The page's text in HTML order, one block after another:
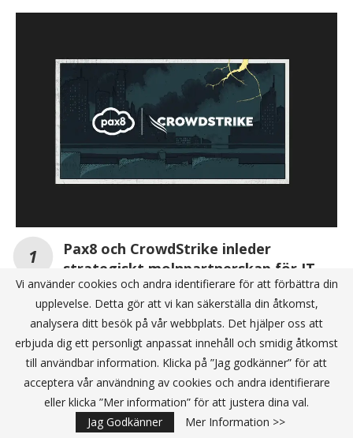
Pax8 och CrowdStrike inleder
strategiskt molnpartnerskap för IT-
säkerhet i världsklass
Ny undersökning: Så håller små och medelstora
företag jämn takt med AI-utvecklingen
Pax8 lanserar vägledning för MSP:er att bli
Managed Intelligence Providers i den agentiska
ekonomin
Vi använder cookies och andra identifierare för att förbättra din
upplevelse. Detta gör att vi kan säkerställa din åtkomst,
analysera ditt besök på vår webbplats. Det hjälper oss att
erbjuda dig ett personligt anpassat innehåll och smidig åtkomst
till användbar information. Klicka på ”Jag godkänner” för att
acceptera vår användning av cookies och andra identifierare
eller klicka ”Mer information” för att justera dina val.
Jag Godkänner
Mer Information >>